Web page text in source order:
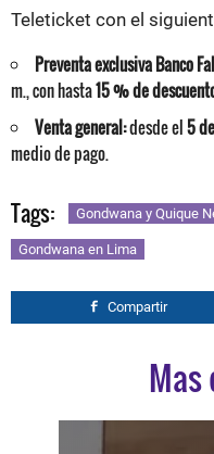
Teleticket con el
Preventa exclusiva Banco
m., con hasta15 % de
Venta general:desde el5
medio de pago.
Tags: Gondwana y Quique
Gondwana en Lima
Compartir
Mas